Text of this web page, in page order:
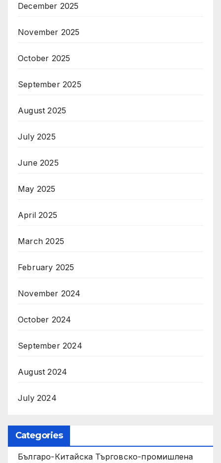
December 2025
November 2025
October 2025
September 2025
August 2025
July 2025
June 2025
May 2025
April 2025
March 2025
February 2025
November 2024
October 2024
September 2024
August 2024
July 2024
Categories
Българо-Китайска Търговско-промишлена